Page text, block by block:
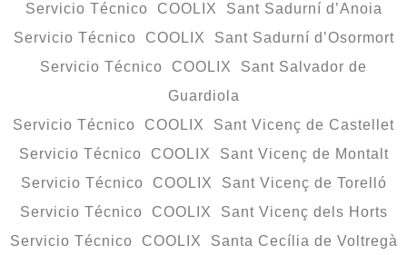
Servicio Técnico COOLIX Sant Sadurní d’Anoia
Servicio Técnico COOLIX Sant Sadurní d’Osormort
Servicio Técnico COOLIX Sant Salvador de
Guardiola
Servicio Técnico COOLIX Sant Vicenç de Castellet
Servicio Técnico COOLIX Sant Vicenç de Montalt
Servicio Técnico COOLIX Sant Vicenç de Torelló
Servicio Técnico COOLIX Sant Vicenç dels Horts
Servicio Técnico COOLIX Santa Cecília de Voltregà